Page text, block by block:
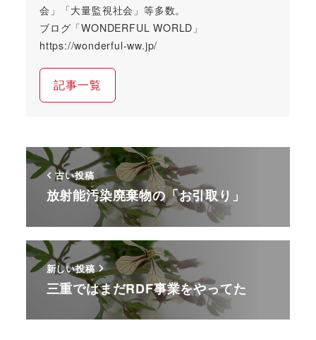
会」「大量監視社会」等多数。
ブログ「WONDERFUL WORLD」
https://wonderful-ww.jp/
記事一覧
古い投稿
放射能汚染廃棄物の「お引取り」
新しい投稿
三重ではまだRDF事業をやってた